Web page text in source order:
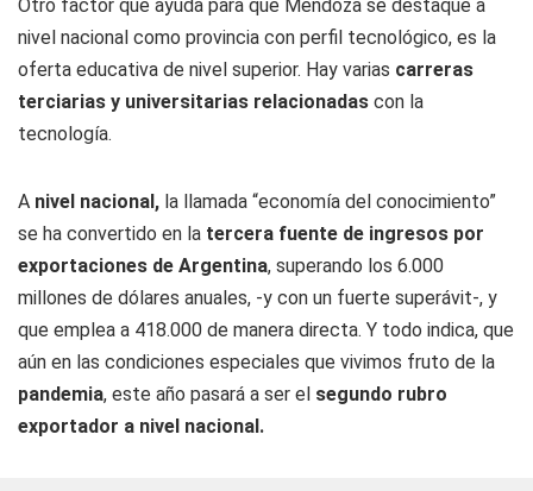
Otro factor que ayuda para que Mendoza se destaque a
nivel nacional como provincia con perfil tecnológico, es la
oferta educativa de nivel superior. Hay varias carreras
terciarias y universitarias relacionadas con la
tecnología.
A nivel nacional, la llamada “economía del conocimiento”
se ha convertido en la tercera fuente de ingresos por
exportaciones de Argentina, superando los 6.000
millones de dólares anuales, -y con un fuerte superávit-, y
que emplea a 418.000 de manera directa. Y todo indica, que
aún en las condiciones especiales que vivimos fruto de la
pandemia, este año pasará a ser el segundo rubro
exportador a nivel nacional.